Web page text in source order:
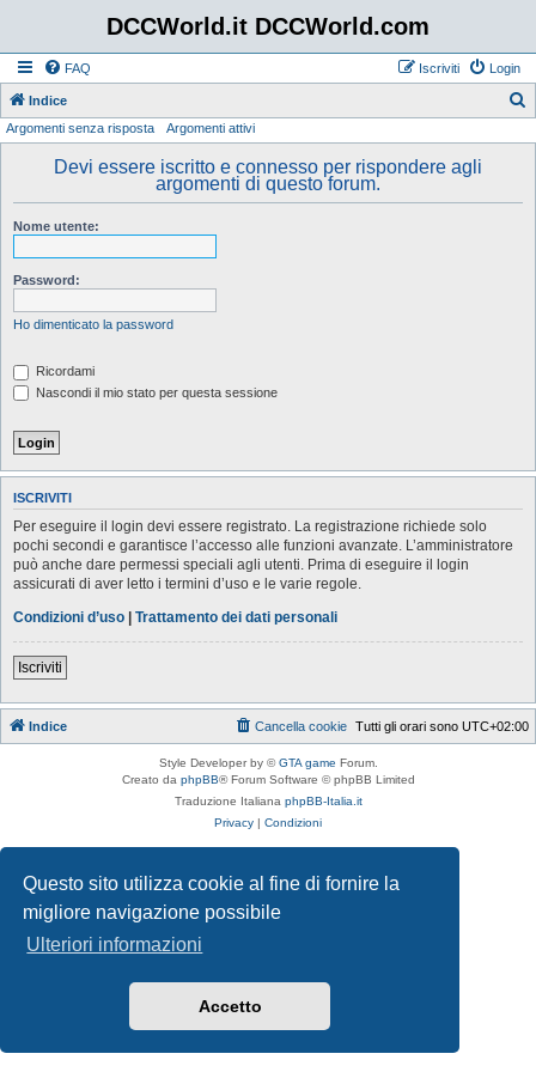
Questo sito utilizza cookie al fine di fornire la
migliore navigazione possibile
Ulteriori informazioni
Accetto
DCCWorld.it DCCWorld.com
FAQ Login
Iscriviti
Indice
Argomenti senza risposta Argomenti attivi
Devi essere iscritto e connesso per rispondere agli
argomenti di questo forum.
Nome utente:
Password:
Ho dimenticato la password
Ricordami
Nascondi il mio stato per questa sessione
ISCRIVITI
Per eseguire il login devi essere registrato. La registrazione richiede solo
pochi secondi e garantisce l’accesso alle funzioni avanzate. L’amministratore
può anche dare permessi speciali agli utenti. Prima di eseguire il login
assicurati di aver letto i termini d’uso e le varie regole.
Condizioni d’uso | Trattamento dei dati personali
Iscriviti
Indice Tutti gli orari sono UTC+02:00
Cancella cookie
Style Developer by ©GTA game Forum.
Creato da phpBB® Forum Software © phpBB Limited
Traduzione Italiana phpBB-Italia.it
Privacy | Condizioni